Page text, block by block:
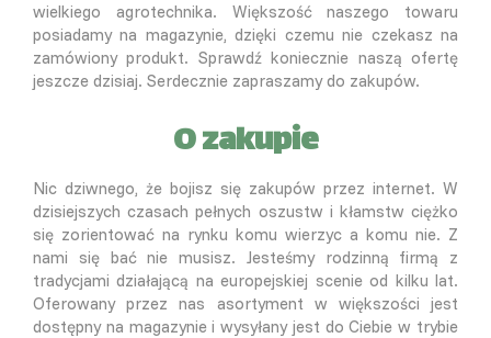
wielkiego agrotechnika. Większość naszego towaru
posiadamy na magazynie, dzięki czemu nie czekasz na
zamówiony produkt. Sprawdź koniecznie naszą ofertę
jeszcze dzisiaj. Serdecznie zapraszamy do zakupów.
O zakupie
Nic dziwnego, że bojisz się zakupów przez internet. W
dzisiejszych czasach pełnych oszustw i kłamstw ciężko
się zorientować na rynku komu wierzyc a komu nie. Z
nami się bać nie musisz. Jesteśmy rodzinną firmą z
tradycjami działającą na europejskiej scenie od kilku lat.
Oferowany przez nas asortyment w większości jest
dostępny na magazynie i wysyłany jest do Ciebie w trybie